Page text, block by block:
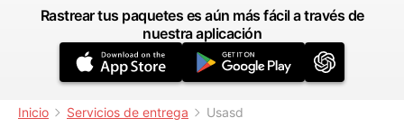
Rastrear tus paquetes es aún más fácil a través de
nuestra aplicación
Inicio Servicios de entrega Usasd